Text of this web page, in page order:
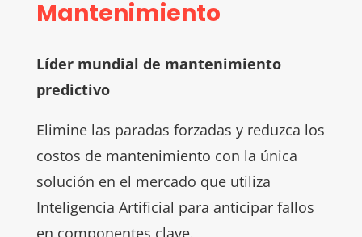
Mantenimiento
Líder mundial de mantenimiento
predictivo
Elimine las paradas forzadas y reduzca los
costos de mantenimiento con la única
solución en el mercado que utiliza
Inteligencia Artificial para anticipar fallos
en componentes clave.